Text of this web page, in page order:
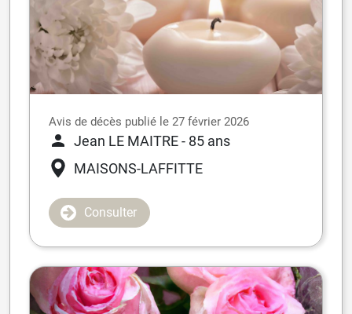
Avis de décès publié le 27 février 2026
Jean LE MAITRE- 85 ans
MAISONS-LAFFITTE
Consulter